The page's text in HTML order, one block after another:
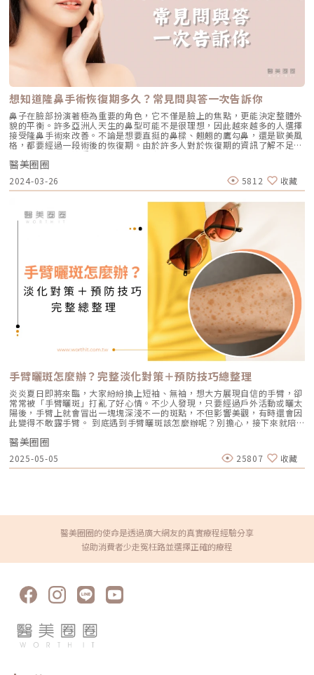
想知道隆鼻手術恢復期多久？常見問與答一次告訴你
鼻子在臉部扮演著極為重要的角色，它不僅是臉上的焦點，更能決定整體外
貌的平衡。許多亞洲人天生的鼻型可能不是很理想，因此越來越多的人選擇
接受隆鼻手術來改善。不論是想要直挺的鼻樑、翹翹的鷹勾鼻，還是歐美風
格，都要經過一段術後的恢復期。由於許多人對於恢復期的資訊了解不足，
這也成為遲遲未接受隆鼻手術的原因之一。到底隆鼻手術的恢復期需要多
久？術後應該如何進行護理？小編將針對這些常見問題進行整理和解答。如
果你也因此而感到困惑，不妨跟著小編一起來了解！隆鼻手術術後恢復期時
間每個人的隆鼻術後恢復期都會因手術的複雜程度和個人體質而有所不同，
通常大約需要3到6個月的時間。在這段期間中，恢復過程大致上可以分為以
下3個階段。 腫脹期手術後的第3至5天還是處在腫脹階段，通常第2天左右
血水會逐漸變少，但由於血管組織仍在康復中，鼻子可能會腫脹、出現瘀
青，或是發生有組織液和血水流出，這些都屬於正常情況。建議於鼻部兩側
進行冰敷可減輕不適，千萬要小心不要施加太大壓力在鼻子上。 消腫期手
術後大約第5天一直到30天，傷口已不會持續大量滲血。為了幫助消腫，可
以使用溫熱敷。另外，偶爾站起來走動可以促進血液和淋巴循環。在這段期
間裡，建議避免做激烈的運動，飲食上則要忌口辛辣刺激的食物。如果想嘗
試使用消腫點滴或其他中西醫方式來加速恢復，一定要先諮詢專業醫師的意
見，並且按照醫囑進行使用。 輔助恢復隆鼻手術後的第2至第4週，鼻部外
觀已逐漸接近自然狀態。但是，由於每個人的傷口恢復情況不同，形狀和高
度可能會有細微變化。在這段時間裡，可以輔助恢復讓腫脹情況趨緩自然，
例如輕柔按摩和熱敷，以加強局部血液循環。隆鼻手術恢復期的常見疑問解
答Q：隆鼻手術是使用哪種麻醉方式？隆鼻手術通常可以採用舒眠麻醉、全
身麻醉或局部麻醉。由於結構式隆鼻手術時間較長，很多醫師偏向使用全身
麻醉，因為需要插管，可以更好地保護呼吸道，避免血液往下流造成的問
題。相對地，舒眠麻醉下，患者靠自己呼吸，需要更小心血液或沖洗水往下
流的情況，以免影響肺部健康。局部麻醉雖然也可行，但較少用於結構性隆
鼻手術，大多用於傳統的L型隆鼻手術。然而，最終麻醉方式還是要視醫師
的習慣和患者的情況而定，因為每位醫師都有自己慣用的方式，選擇最安全
的方式才是最重要的。Q：隆鼻手術後可能引起鼻部不適的情況？隆鼻手術
是在鼻子的表皮和鼻內黏膜之間進行，並不會影響鼻子的結構，因此手術後
還是能夠正常呼吸，不會因為手術而造成呼吸阻礙。Q：隆鼻恢復期間有哪
些注意事項？手術後要特別留意保持傷口的清潔，同時要小心避免碰觸或擠
壓。尤其是在擤鼻涕時要溫柔一些，不可太用力。充足的睡眠對於傷口修復
非常重要，可以考慮在睡覺時稍微墊高枕頭，有利於消散瘀血。Q：隆鼻術
後可以攝取哪些食物？術後飲食應盡量清淡為主，不宜食用生冷或辛辣刺激
的食物，也最好避免菸酒。可以增加食用肉類或蛋白質，例如牛奶、雞肉
等，有助於傷口恢復。Q：隆鼻後如何加速消腫？由於每個人的消腫進度都
月，會恢復大約70%左右。到了半年左右，鼻子的形狀就會穩定並且定型。
但有時會在6至8個月的時候，可能會出現些微的變化。Q：隆鼻手術後多久
可以開始化妝？為了保護傷口，建議在手術後1個月後再嘗試化妝。若碰到
必須化妝的情況，盡量避免接觸傷口，並選擇化輕淡的妝容。Q：完成隆鼻
進行較溫和的活動，例如快步走或伸展運動。至於激烈運動，像是跑步或跳
運動。延伸閱讀：隆鼻手術失敗6大關鍵！二次隆鼻手術難不難？★溫馨提
醒★小編要提醒大家，醫療並非單純的商業交易，所有的療程都伴隨著風
險。因此，作為消費者應該謹慎選擇合適的醫療方案，以確保安全與健康。
醫美圈圈
2024-03-26 5812 收藏
手臂曬斑怎麼辦？完整淡化對策＋預防技巧總整理
炎炎夏日即將來臨，大家紛紛換上短袖、無袖，想大方展現自信的手臂，卻
常常被「手臂曬斑」打亂了好心情。不少人發現，只要經過戶外活動或曬太
陽後，手臂上就會冒出一塊塊深淺不一的斑點，不但影響美觀，有時還會因
此變得不敢露手臂。 到底遇到手臂曬斑該怎麼辦呢？別擔心，接下來就陪
你一起搞懂曬斑是怎麼形成的，以及平常要怎麼預防、淡化，還有那些你可
能聽過但其實是迷思的小知識。一起找回亮白又自信的手臂，其實沒那麼
難！什麼是手臂曬斑？手臂曬斑，主要是因為長時間暴露在紫外線下，導致
皮膚黑色素細胞過度活躍，分泌出較多黑色素，在手臂形成色素沉澱、色
斑、斑點的現象。常見的曬斑類型有： 雀斑：小而分散、呈咖啡色點狀，
斑並非無解，只要用對方法，就有機會明顯改善，以下是幾種實用對策供你
參考。（1）保濕修護不能少曬完太陽後，皮膚常常會覺得乾乾的、甚至有
點脫皮，這時候第一件事就是趕快補水！可以用有玻尿酸或蘆薈成分的乳液
復。（3）美白保養要有耐心如果想淡化手臂上的曬斑，美白類的身體乳或
精華可以幫上忙！挑選像維生素C、熊果素、傳明酸、菸鹼醯胺這類成分的
美療程推薦（1）雷射治療若斑點比較頑固，像皮秒雷射、脈衝光都能針對
黑色素下手，分解掉沉積的色素。不過通常都需要做幾次，療程前最好先和
醫師討論，選適合自己的方式。（2）果酸煥膚果酸主要是幫助去除老廢角
醫美圈圈
2025-05-05 25807 收藏
醫美圈圈的使命是透過廣大網友的真實療程經驗分享
協助消費者少走冤枉路並選擇正確的療程